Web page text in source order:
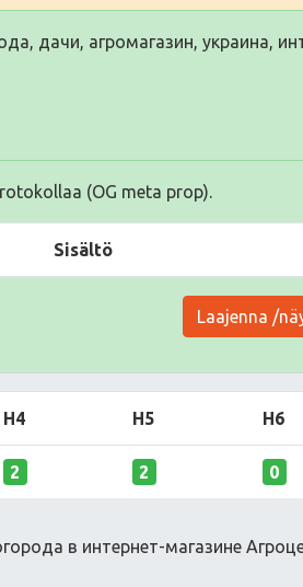
дачи, агромагазин, украина,
(OG meta prop).
Sisältö
Laajenna /
H4 H5 H6
2 2 0
в интернет-магазине